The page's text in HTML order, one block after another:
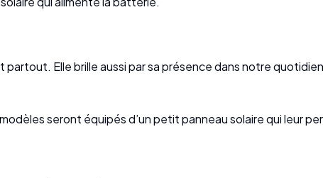
Elle brille aussi par sa présence dans notre
seront équipés d’un petit panneau solaire qui leur